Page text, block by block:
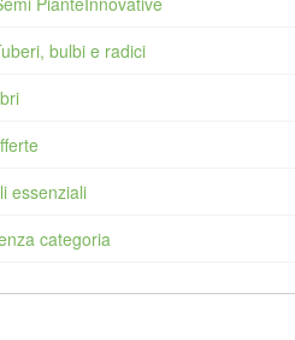
bulbi e radici
essenziali
categoria